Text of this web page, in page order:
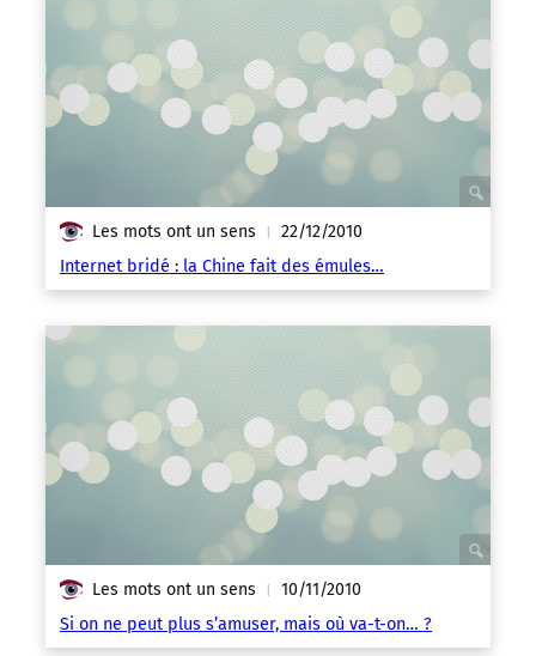
Les mots ont un sens | 22/12/2010
Internet bridé : la Chine fait des émules…
Les mots ont un sens | 10/11/2010
Si on ne peut plus s’amuser, mais où va-t-on… ?